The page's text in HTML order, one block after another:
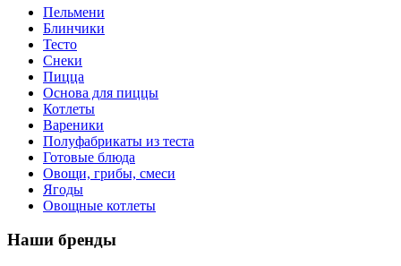
Пельмени
Блинчики
Тесто
Снеки
Пицца
Основа для пиццы
Котлеты
Вареники
Полуфабрикаты из теста
Готовые блюда
Овощи, грибы, смеси
Ягоды
Овощные котлеты
Наши бренды